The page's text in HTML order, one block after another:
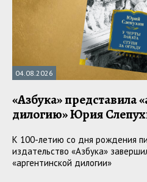
04.08.2026
«Азбука» представила
дилогию» Юрия
К 100-летию со дня рождения
издательство «Азбука»
«аргентинской дилогии»